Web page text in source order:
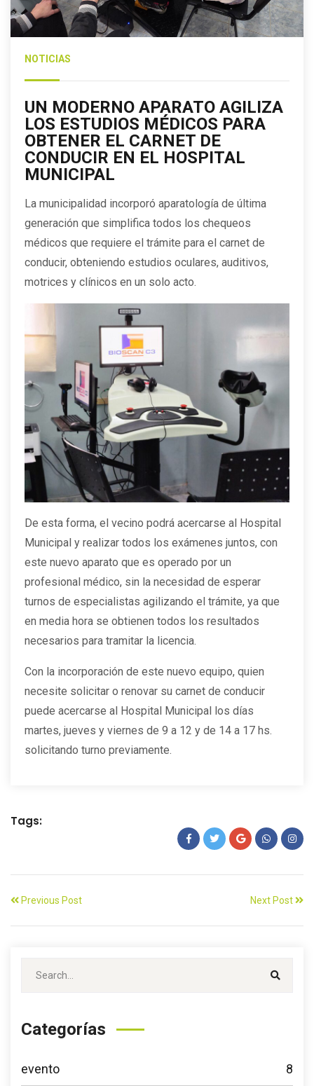
NOTICIAS
UN MODERNO APARATO AGILIZA
LOS ESTUDIOS MÉDICOS PARA
OBTENER EL CARNET DE
CONDUCIR EN EL HOSPITAL
MUNICIPAL
La municipalidad incorporó aparatología de última
generación que simplifica todos los chequeos
médicos que requiere el trámite para el carnet de
conducir, obteniendo estudios oculares, auditivos,
motrices y clínicos en un solo acto.
De esta forma, el vecino podrá acercarse al Hospital
Municipal y realizar todos los exámenes juntos, con
este nuevo aparato que es operado por un
profesional médico, sin la necesidad de esperar
turnos de especialistas agilizando el trámite, ya que
en media hora se obtienen todos los resultados
necesarios para tramitar la licencia.
Con la incorporación de este nuevo equipo, quien
necesite solicitar o renovar su carnet de conducir
puede acercarse al Hospital Municipal los días
martes, jueves y viernes de 9 a 12 y de 14 a 17 hs.
solicitando turno previamente.
Tags:
Previous Post Next Post
Categorías
evento 8